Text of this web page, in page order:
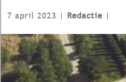
7 april 2023 | Redactie |
B
o
e
k